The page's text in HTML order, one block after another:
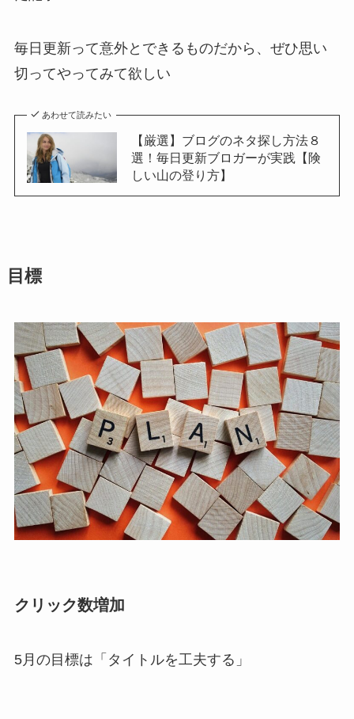
毎日更新って意外とできるものだから、ぜひ思い
切ってやってみて欲しい
あわせて読みたい
【厳選】ブログのネタ探し方法８
選！毎日更新ブロガーが実践【険
しい山の登り方】
目標
クリック数増加
5月の目標は「タイトルを工夫する」